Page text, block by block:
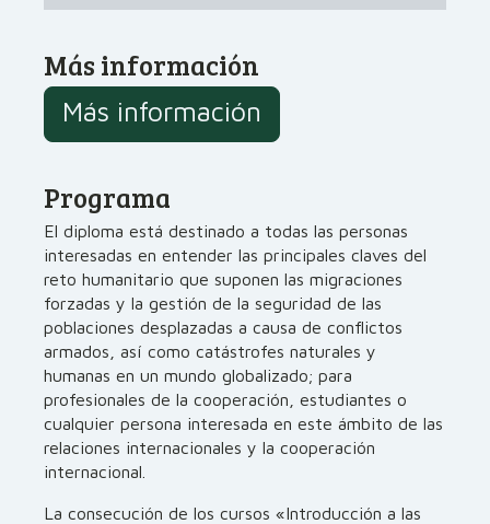
Más información
Más información
Programa
El diploma está destinado a todas las personas
interesadas en entender las principales claves del
reto humanitario que suponen las migraciones
forzadas y la gestión de la seguridad de las
poblaciones desplazadas a causa de conflictos
armados, así como catástrofes naturales y
humanas en un mundo globalizado; para
profesionales de la cooperación, estudiantes o
cualquier persona interesada en este ámbito de las
relaciones internacionales y la cooperación
internacional.
La consecución de los cursos «Introducción a las